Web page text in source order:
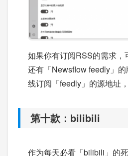
如果你有订阅RSS的需求，
还有「Newsflow feedly」
线订阅「feedly」的源地址
第十款：bilibili
作为每天必看「bilibili」的